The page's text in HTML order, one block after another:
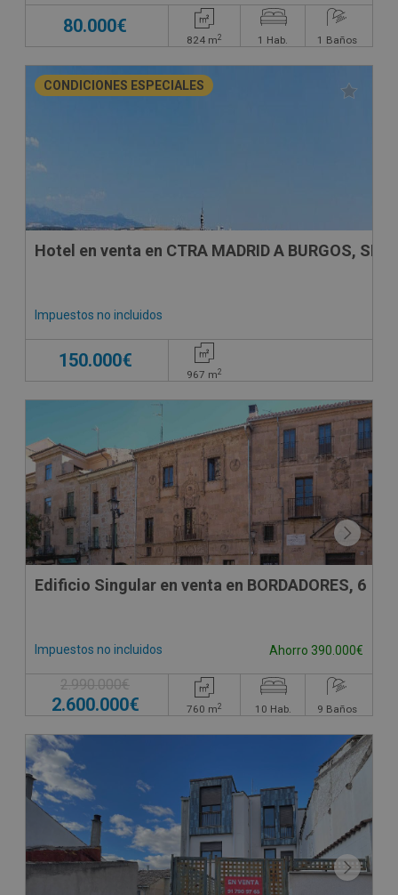
80.000€
824 m2 1 Hab. 1 Baños
CONDICIONES ESPECIALES
Hotel en venta en CTRA MADRID A BURGOS, SN
Impuestos no incluidos
150.000€
967 m2
Edificio Singular en venta en BORDADORES, 6
Impuestos no incluidos Ahorro 390.000€
2.990.000€
2.600.000€ 760 m2 10 Hab. 9 Baños
DECO VIRTUAL